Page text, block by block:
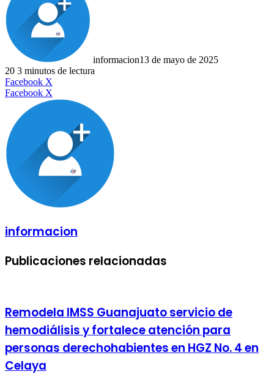
informacion13 de mayo de 2025
20 3 minutos de lectura
Facebook X
Facebook X
por
electrónico
informacion
Publicaciones relacionadas
Remodela IMSS Guanajuato servicio de
hemodiálisis y fortalece atención para
personas derechohabientes en HGZ No. 4 en
Celaya